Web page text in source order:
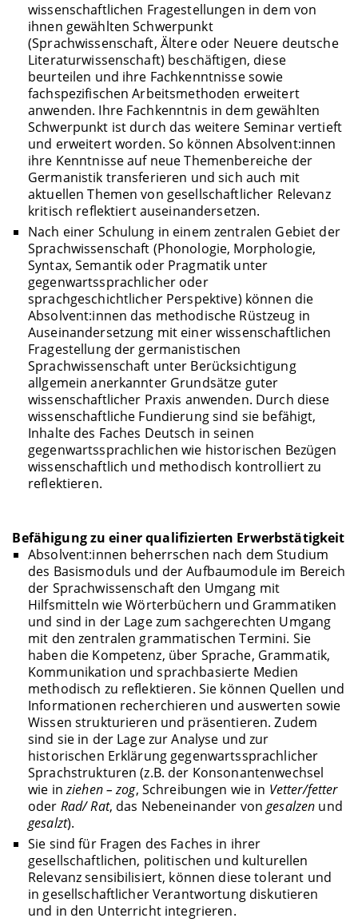
wissenschaftlichen Fragestellungen in dem von
ihnen gewählten Schwerpunkt
(Sprachwissenschaft, Ältere oder Neuere deutsche
Literaturwissenschaft) beschäftigen, diese
beurteilen und ihre Fachkenntnisse sowie
fachspezifischen Arbeitsmethoden erweitert
anwenden. Ihre Fachkenntnis in dem gewählten
Schwerpunkt ist durch das weitere Seminar vertieft
und erweitert worden. So können Absolvent:innen
ihre Kenntnisse auf neue Themenbereiche der
Germanistik transferieren und sich auch mit
aktuellen Themen von gesellschaftlicher Relevanz
kritisch reflektiert auseinandersetzen.
Nach einer Schulung in einem zentralen Gebiet der
Sprachwissenschaft (Phonologie, Morphologie,
Syntax, Semantik oder Pragmatik unter
gegenwartssprachlicher oder
sprachgeschichtlicher Perspektive) können die
Absolvent:innen das methodische Rüstzeug in
Auseinandersetzung mit einer wissenschaftlichen
Fragestellung der germanistischen
Sprachwissenschaft unter Berücksichtigung
allgemein anerkannter Grundsätze guter
wissenschaftlicher Praxis anwenden. Durch diese
wissenschaftliche Fundierung sind sie befähigt,
Inhalte des Faches Deutsch in seinen
gegenwartssprachlichen wie historischen Bezügen
wissenschaftlich und methodisch kontrolliert zu
reflektieren.
Befähigung zu einer qualifizierten Erwerbstätigkeit
Absolvent:innen beherrschen nach dem Studium
des Basismoduls und der Aufbaumodule im Bereich
der Sprachwissenschaft den Umgang mit
Hilfsmitteln wie Wörterbüchern und Grammatiken
und sind in der Lage zum sachgerechten Umgang
mit den zentralen grammatischen Termini. Sie
haben die Kompetenz, über Sprache, Grammatik,
Kommunikation und sprachbasierte Medien
methodisch zu reflektieren. Sie können Quellen und
Informationen recherchieren und auswerten sowie
Wissen strukturieren und präsentieren. Zudem
sind sie in der Lage zur Analyse und zur
historischen Erklärung gegenwartssprachlicher
Sprachstrukturen (z.B. der Konsonantenwechsel
wie inziehen – zog, Schreibungen wie in Vetter/fetter
oder Rad/ Rat, das Nebeneinander vongesalzen und
gesalzt).
Sie sind für Fragen des Faches in ihrer
gesellschaftlichen, politischen und kulturellen
Relevanz sensibilisiert, können diese tolerant und
in gesellschaftlicher Verantwortung diskutieren
und in den Unterricht integrieren.